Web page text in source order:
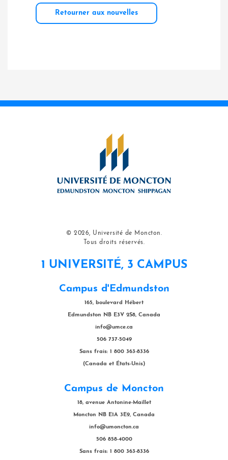
Retourner aux nouvelles
© 2026, Université de Moncton.
Tous droits réservés.
1 UNIVERSITÉ, 3 CAMPUS
Campus d'Edmundston
165, boulevard Hébert
Edmundston NB E3V 2S8, Canada
info@umce.ca
506 737-5049
Sans frais: 1 800 363-8336
(Canada et États-Unis)
Campus de Moncton
18, avenue Antonine-Maillet
Moncton NB E1A 3E9, Canada
info@umoncton.ca
506 858-4000
Sans frais: 1 800 363-8336